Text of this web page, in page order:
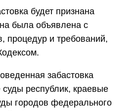
будет признана
была объявлена с
процедур и требований,
забастовка
республик, краевые
городов федерального